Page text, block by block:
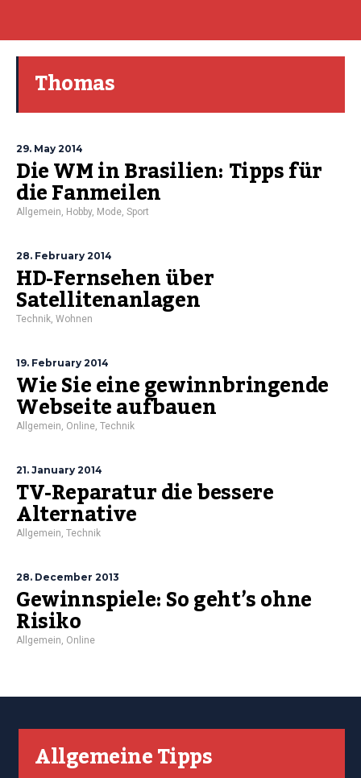
Thomas
29. May 2014
Die WM in Brasilien: Tipps für
die Fanmeilen
Allgemein, Hobby, Mode, Sport
28. February 2014
HD-Fernsehen über
Satellitenanlagen
Technik, Wohnen
19. February 2014
Wie Sie eine gewinnbringende
Webseite aufbauen
Allgemein, Online, Technik
21. January 2014
TV-Reparatur die bessere
Alternative
Allgemein, Technik
28. December 2013
Gewinnspiele: So geht’s ohne
Risiko
Allgemein, Online
Allgemeine Tipps